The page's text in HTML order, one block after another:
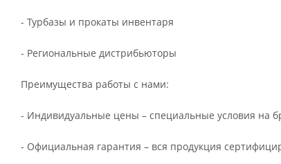
- Турбазы и прокаты инвентаря
- Региональные дистрибьюторы
Преимущества работы с нами:
- Индивидуальные цены – специальные условия на
- Официальная гарантия – вся продукция